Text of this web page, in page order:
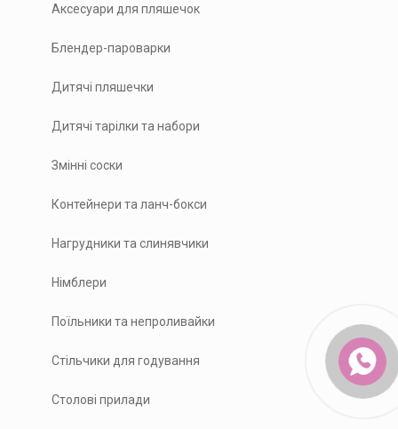
Аксесуари для пляшечок
Блендер-пароварки
Дитячі пляшечки
Дитячі тарілки та набори
Змінні соски
Контейнери та ланч-бокси
Нагрудники та слинявчики
Німблери
Поїльники та непроливайки
Стільчики для годування
Столові прилади